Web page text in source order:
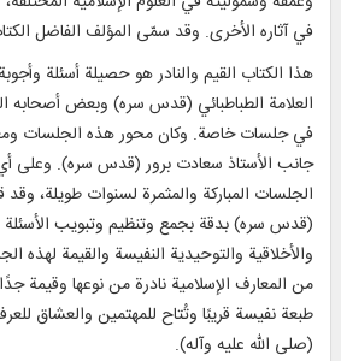
في آثاره الأخرى. وقد سمّى المؤلف الفاضل
هذا الكتاب القيم والنادر هو حصيلة أسئلة
العلامة الطباطبائي (قدس سره) وبعض أصحابه
في جلسات خاصة. وكان محور هذه الجلسات
جانب الأستاذ سعادت برور (قدس سره). وعلى
الجلسات المباركة والمثمرة لسنوات طويلة، وقد
(قدس سره) بدقة بجمع وتنظيم وتبويب الأسئلة
والأخلاقية والتوحيدية النفيسة والقيمة لهذه
من المعارف الإسلامية نادرة من نوعها وقيمة
طبعة نفيسة قريبًا وتُتاح للمهتمين والعشاق
(صلى الله عليه وآله).